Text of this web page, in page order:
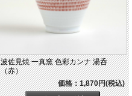
波佐見焼 一真窯 色彩カンナ 湯呑
（赤）
価格：1,870円(税込)